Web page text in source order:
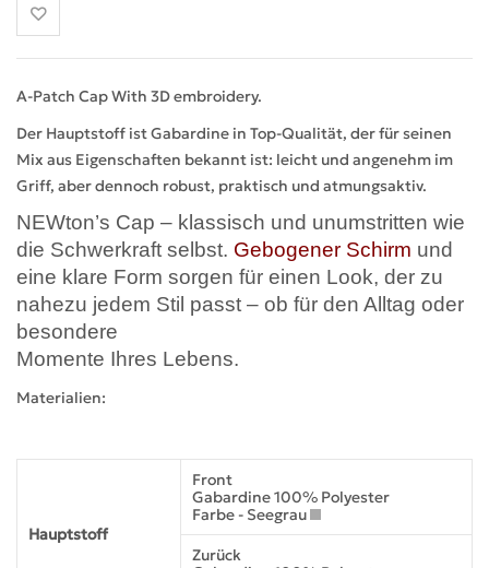
A-Patch Cap With 3D embroidery.
Der Hauptstoff ist Gabardine in Top-Qualität, der für seinen
Mix aus Eigenschaften bekannt ist: leicht und angenehm im
Griff, aber dennoch robust, praktisch und atmungsaktiv.
NEWton’s Cap – klassisch und unumstritten wie
die Schwerkraft selbst. Gebogener Schirm und
eine klare Form sorgen für einen Look, der zu
nahezu jedem Stil passt – ob für den Alltag oder
besondere
Momente Ihres Lebens.
Materialien:
Hauptstoff
Front
Gabardine 100% Polyester
Farbe - Seegrau
Zurück